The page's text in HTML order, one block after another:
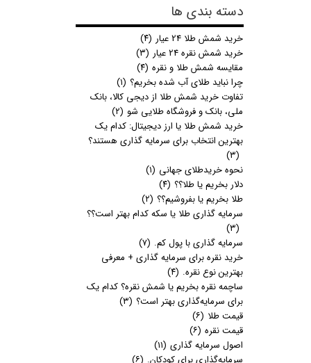
دسته بندی ها
خرید شمش طلا 24 عیار
(۴)
خرید شمش نقره 24 عیار
(۳)
مقایسه شمش طلا و نقره (۴)
چرا نباید طلای آب شده بخریم؟ (۱)
تفاوت خرید شمش طلا از دیجی کالا، بانک
ملی، بانک و فروشگاه طلایی شو (۲)
خرید شمش طلا یا ارز دیجیتال: کدام یک
بهترین انتخاب برای سرمایه گذاری هستند؟
(۳)
نحوه خریدطلای جهانی (۱)
دلار بخریم یا طلا؟؟ (۴)
طلا بخریم یا بفروشیم؟؟ (۲)
سرمایه گذاری طلا یا سکه کدام بهتر است؟؟
(۳)
سرمایه گذاری با پول کم. (۷)
خرید نقره برای سرمایه گذاری + معرفی
بهترین نوع نقره. (۴)
ساچمه نقره بخریم یا شمش نقره؟ کدام یک
برای سرمایه‌گذاری بهتر است؟ (۳)
قیمت طلا (۶)
قیمت نقره (۶)
اصول سرمایه گذاری (۱۱)
سرمایه‌گذاری برای کودکان. (۶)